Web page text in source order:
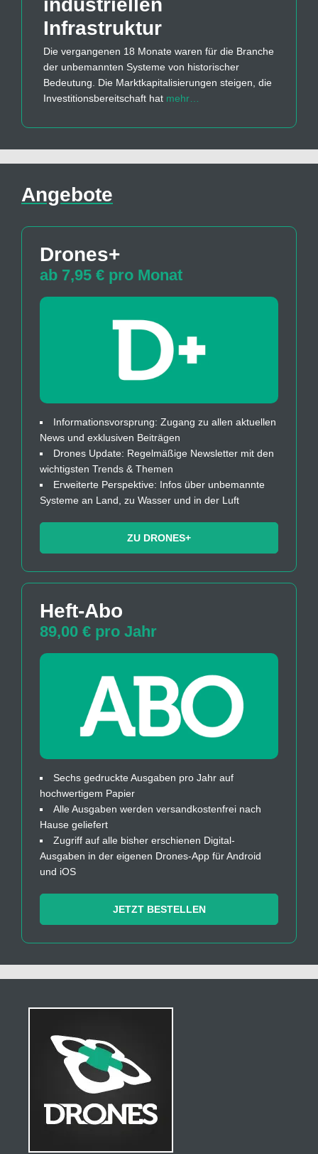
industriellen
Infrastruktur
Die vergangenen 18 Monate waren für die Branche
der unbemannten Systeme von historischer
Bedeutung. Die Marktkapitalisierungen steigen, die
Investitionsbereitschaft hat mehr…
Angebote
Drones+
ab 7,95 € pro Monat
Informationsvorsprung: Zugang zu allen aktuellen
News und exklusiven Beiträgen
Drones Update: Regelmäßige Newsletter mit den
wichtigsten Trends & Themen
Erweiterte Perspektive: Infos über unbemannte
Systeme an Land, zu Wasser und in der Luft
ZU DRONES+
Heft-Abo
89,00 € pro Jahr
Sechs gedruckte Ausgaben pro Jahr auf
hochwertigem Papier
Alle Ausgaben werden versandkostenfrei nach
Hause geliefert
Zugriff auf alle bisher erschienen Digital-
Ausgaben in der eigenen Drones-App für Android
und iOS
JETZT BESTELLEN